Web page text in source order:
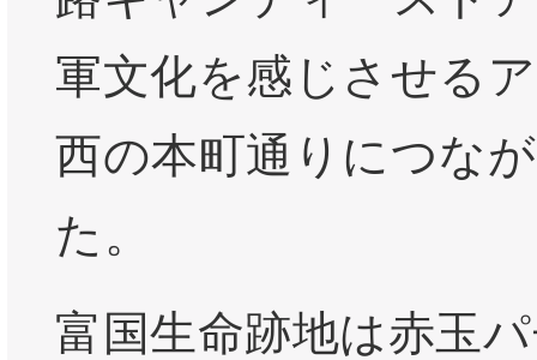
軍文化を感じさせる
西の本町通りにつな
た。
富国生命跡地は赤玉